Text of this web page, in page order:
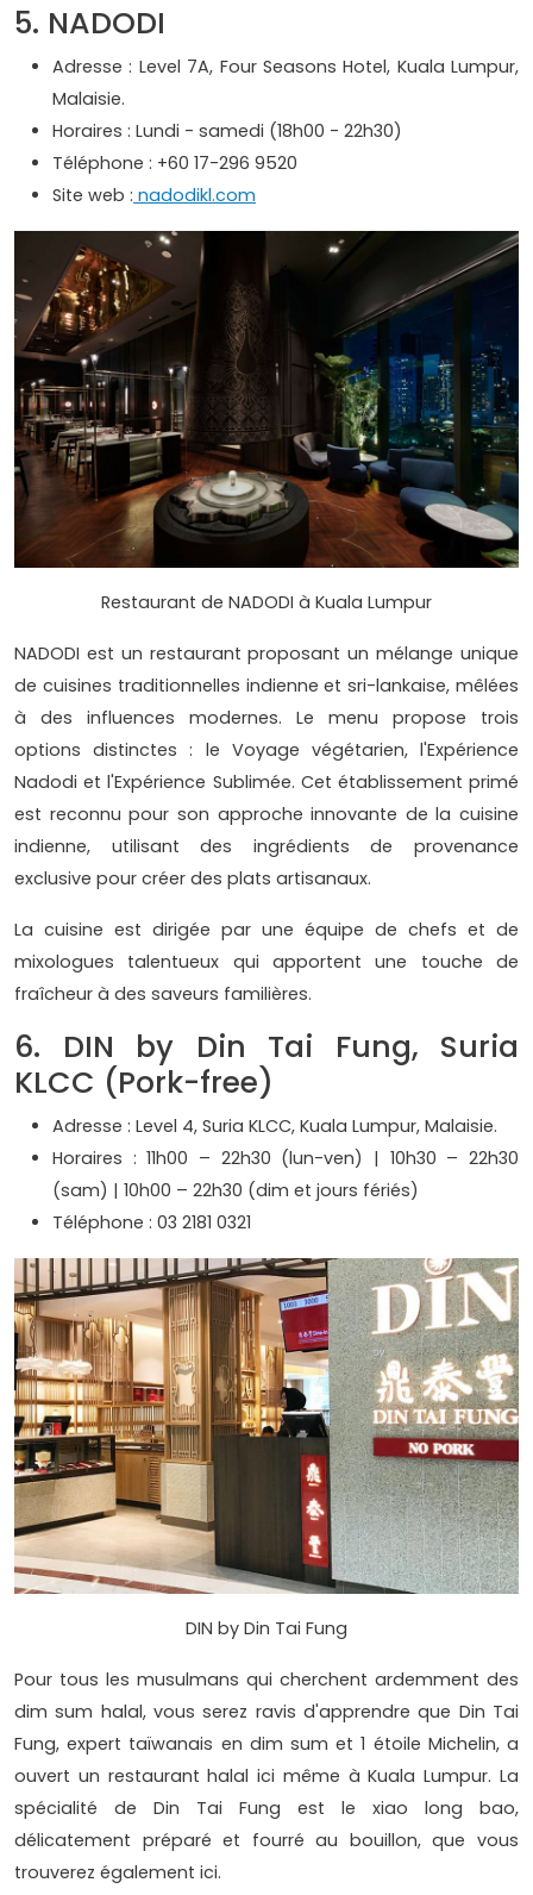
5. NADODI
Adresse : Level 7A, Four Seasons Hotel, Kuala Lumpur,
Malaisie.
Horaires : Lundi - samedi (18h00 - 22h30)
Téléphone : +60 17-296 9520
Site web : nadodikl.com
Restaurant de NADODI à Kuala Lumpur
NADODI est un restaurant proposant un mélange unique
de cuisines traditionnelles indienne et sri-lankaise, mêlées
à des influences modernes. Le menu propose trois
options distinctes : le Voyage végétarien, l'Expérience
Nadodi et l'Expérience Sublimée. Cet établissement primé
est reconnu pour son approche innovante de la cuisine
indienne, utilisant des ingrédients de provenance
exclusive pour créer des plats artisanaux.
La cuisine est dirigée par une équipe de chefs et de
mixologues talentueux qui apportent une touche de
fraîcheur à des saveurs familières.
6. DIN by Din Tai Fung, Suria
KLCC (Pork-free)
Adresse : Level 4, Suria KLCC, Kuala Lumpur, Malaisie.
Horaires : 11h00 – 22h30 (lun-ven) | 10h30 – 22h30
(sam) | 10h00 – 22h30 (dim et jours fériés)
Téléphone : 03 2181 0321
DIN by Din Tai Fung
Pour tous les musulmans qui cherchent ardemment des
dim sum halal, vous serez ravis d'apprendre que Din Tai
Fung, expert taïwanais en dim sum et 1 étoile Michelin, a
ouvert un restaurant halal ici même à Kuala Lumpur. La
spécialité de Din Tai Fung est le xiao long bao,
délicatement préparé et fourré au bouillon, que vous
trouverez également ici.